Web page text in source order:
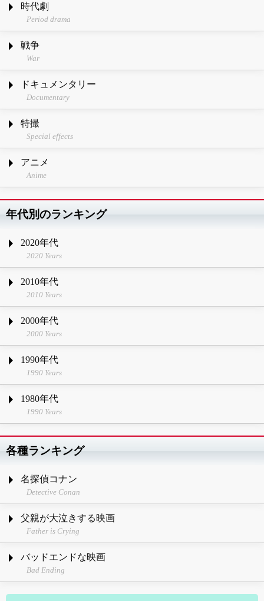
時代劇
Period drama
戦争
War
ドキュメンタリー
Documentary
特撮
Special effects
アニメ
Anime
年代別のランキング
2020年代
2020 Years
2010年代
2010 Years
2000年代
2000 Years
1990年代
1990 Years
1980年代
1990 Years
各種ランキング
名探偵コナン
Detective Conan
父親が大泣きする映画
Father is Crying
バッドエンドな映画
Bad Ending